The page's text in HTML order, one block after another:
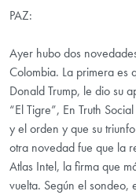
PAZ:
Ayer hubo dos
Colombia. La primera es
Donald Trump, le dio su
“El Tigre”, En Truth
y el orden y que su
otra novedad fue que la
Atlas Intel, la firma que
vuelta. Según el sondeo,